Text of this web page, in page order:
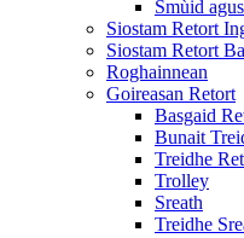
Smùid
Siostam Retort
Siostam Retort
Roghainnean
Goireasan Retort
Basgaid
Bunait
Treidhe
Trolley
Sreath
Treidhe